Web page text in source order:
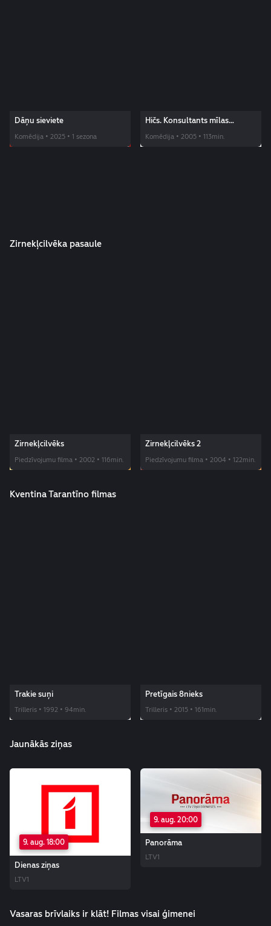
Dāņu sieviete
Komēdija • 2025 • 1 sezona
Hičs. Konsultants mīlas
Komēdija • 2005 • 113min.
Zirnekļcilvēka pasaule
Zirnekļcilvēks
Piedzīvojumu filma • 2002 • 116min.
Zirnekļcilvēks 2
Piedzīvojumu filma • 2004 • 122min.
Kventina Tarantīno filmas
Trakie suņi
Trilleris • 1992 • 94min.
Pretīgais 8nieks
Trilleris • 2015 • 161min.
Jaunākās ziņas
9. aug. 18:00
Dienas ziņas
LTV1
9. aug. 20:00
Panorāma
LTV1
Vasaras brīvlaiks ir klāt! Filmas visai ģimenei